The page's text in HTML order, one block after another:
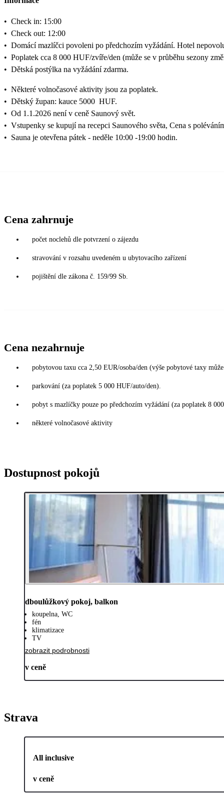
• Check in: 15:00
• Check out: 12:00
• Domácí mazlíčci povoleni po předchozím vyžádání. Hotel
• Poplatek cca 8 000 HUF/zvíře/den (může se v průběhu sezony
• Dětská postýlka na vyžádání zdarma.
• Některé volnočasové aktivity jsou za poplatek.
• Dětský župan: kauce 5000 HUF.
• Od 1.1.2026 není v ceně Saunový svět.
• Vstupenky se kupují na recepci Saunového světa, Cena s
• Sauna je otevřena pátek - neděle 10:00 -19:00 hodin.
Cena zahrnuje
počet noclehů dle potvrzení o zájezdu
stravování v rozsahu uvedeném u ubytovacího zařízení
pojištění dle zákona č. 159/99 Sb.
Cena nezahrnuje
pobytovou taxu cca 2,50 EUR/osoba/den (výše pobytové taxy
parkování (za poplatek 5 000 HUF/auto/den).
pobyt s mazlíčky pouze po předchozím vyžádání (za poplatek 8
některé volnočasové aktivity
Dostupnost pokojů
dboulůžkový pokoj, balkon
koupelna, WC
fén
klimatizace
TV
zobrazit podrobnosti
v ceně
Strava
All inclusive
v ceně